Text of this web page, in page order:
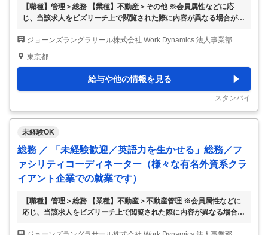
【職種】管理＞総務 【業種】不動産＞その他 ※会員属性などに応
じ、当該求人をビズリーチ上で閲覧された際に内容が異なる場合があ
ます！】 総務、施設管理関連業務 ・チケットシステムを利用したヘ
ルプデスク業務 ・社員からの各種リクエスト対応 ・備品補充管理業
植栽管理ならびに業者対応 ・オフィス清掃の管理ならびに業者対応
・各種データの収集、報告、入力 ・各種業務、施設の改善提案 ・サ
イトインスペクションの実施ならびに不具合への対応 ・社内イベン
トへの企画運営と実施 経理 ・予…
ジョーンズラングラサール株式会社 Work Dynamics 法人事業部
東京都
給与や他の情報を見る
スタンバイ
未経験OK
総務 ／ 「未経験歓迎／英語力を生かせる」総務／フ
ァシリティコーディネーター（様々な有名外資系クラ
イアント企業での就業です）
【職種】管理＞総務 【業種】不動産＞不動産管理 ※会員属性などに
応じ、当該求人をビズリーチ上で閲覧された際に内容が異なる場合が